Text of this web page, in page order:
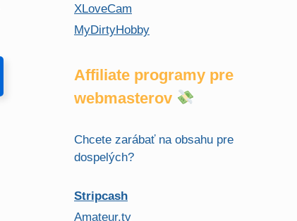
XLoveCam
MyDirtyHobby
Affiliate programy pre
webmasterov
Chcete zarábať na obsahu pre
dospelých?
Stripcash
Amateur.tv